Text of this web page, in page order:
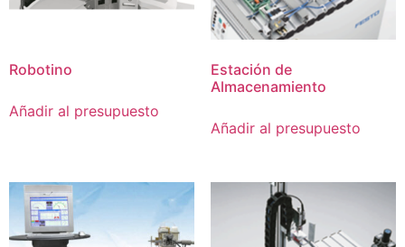
Robotino
Añadir al presupuesto
Estación de
Almacenamiento
Añadir al presupuesto